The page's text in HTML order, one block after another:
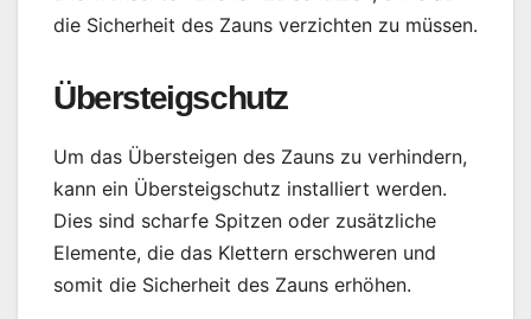
die Sicherheit des Zauns verzichten zu müssen.
Übersteigschutz
Um das Übersteigen des Zauns zu verhindern,
kann ein Übersteigschutz installiert werden.
Dies sind scharfe Spitzen oder zusätzliche
Elemente, die das Klettern erschweren und
somit die Sicherheit des Zauns erhöhen.